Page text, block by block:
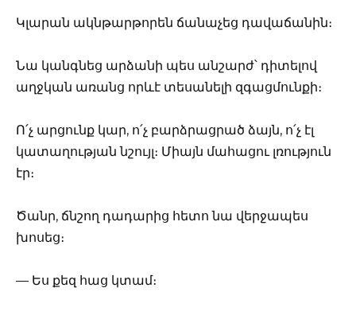
Կլարան ակնթարթորեն ճանաչեց դավաճանին։
Նա կանգնեց արձանի պես անշարժ՝ դիտելով
աղջկան առանց որևէ տեսանելի զգացմունքի։
Ո՛չ արցունք կար, ո՛չ բարձրացրած ձայն, ո՛չ էլ
կատաղության նշույլ։ Միայն մահացու լռություն
էր։
Ծանր, ճնշող դադարից հետո նա վերջապես
խոսեց։
— Ես քեզ հաց կտամ։